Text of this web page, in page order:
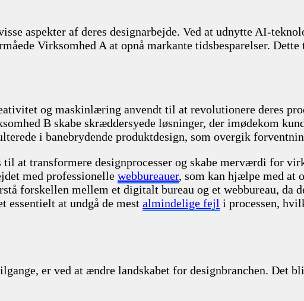
aspekter af deres designarbejde. Ved at udnytte AI-
Virksomhed A at opnå markante tidsbesparelser.
og maskinlæring anvendt til at revolutionere deres
B skabe skræddersyede løsninger, der imødekom
i banebrydende produktdesign, som overgik
at transformere designprocesser og skabe merværdi for
med professionelle webbureauer, som kan hjælpe med at
forskellen mellem et digitalt bureau og et webbureau, da
essentielt at undgå de mest almindelige fejl i processen,
er ved at ændre landskabet for designbranchen. Det